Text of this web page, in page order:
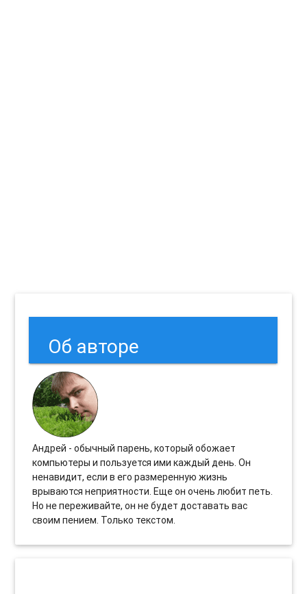
Об авторе
Андрей - обычный парень, который обожает
компьютеры и пользуется ими каждый день. Он
ненавидит, если в его размеренную жизнь
врываются неприятности. Еще он очень любит петь.
Но не переживайте, он не будет доставать вас
своим пением. Только текстом.